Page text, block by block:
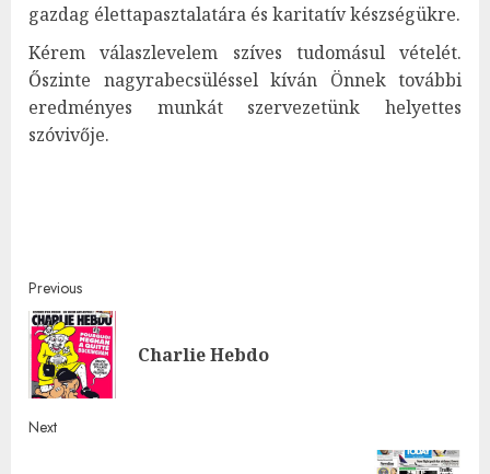
gazdag élettapasztalatára és karitatív készségükre.
Kérem válaszlevelem szíves tudomásul vételét.
Őszinte nagyrabecsüléssel kíván Önnek további
eredményes munkát szervezetünk helyettes
szóvivője.
Post
navigation
Previous
Charlie Hebdo
Next